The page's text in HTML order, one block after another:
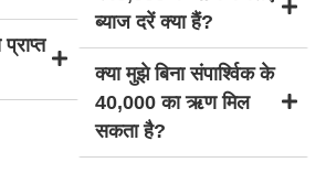
ब्याज दरें क्या हैं?
क्या मुझे बिना संपार्श्विक के
40,000 का ऋण मिल
सकता है?